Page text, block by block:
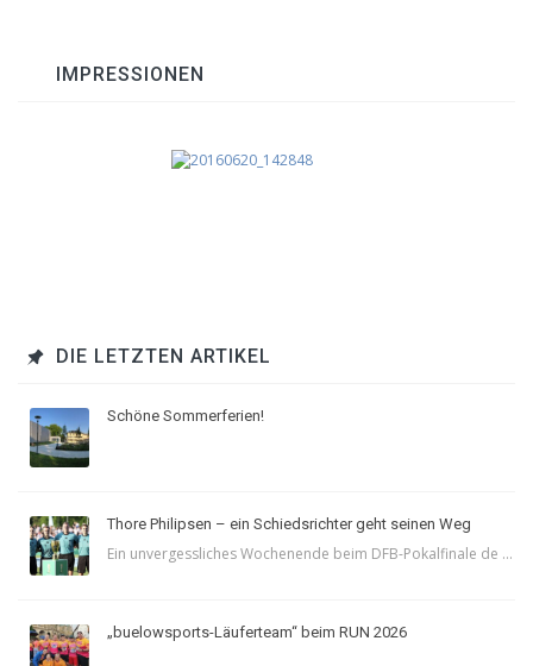
IMPRESSIONEN
DIE LETZTEN ARTIKEL
Schöne Sommerferien!
Thore Philipsen – ein Schiedsrichter geht seinen Weg
Ein unvergessliches Wochenende beim DFB-Pokalfinale de ...
„buelowsports-Läuferteam“ beim RUN 2026